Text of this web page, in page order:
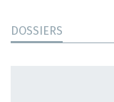
DOSSIERS